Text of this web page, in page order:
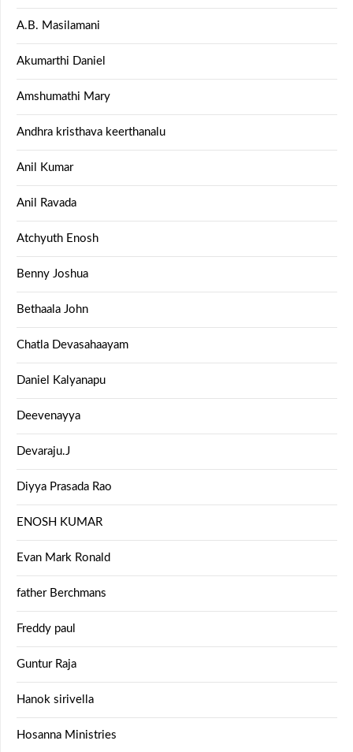
A.B. Masilamani
Akumarthi Daniel
Amshumathi Mary
Andhra kristhava keerthanalu
Anil Kumar
Anil Ravada
Atchyuth Enosh
Benny Joshua
Bethaala John
Chatla Devasahaayam
Daniel Kalyanapu
Deevenayya
Devaraju.J
Diyya Prasada Rao
ENOSH KUMAR
Evan Mark Ronald
father Berchmans
Freddy paul
Guntur Raja
Hanok sirivella
Hosanna Ministries